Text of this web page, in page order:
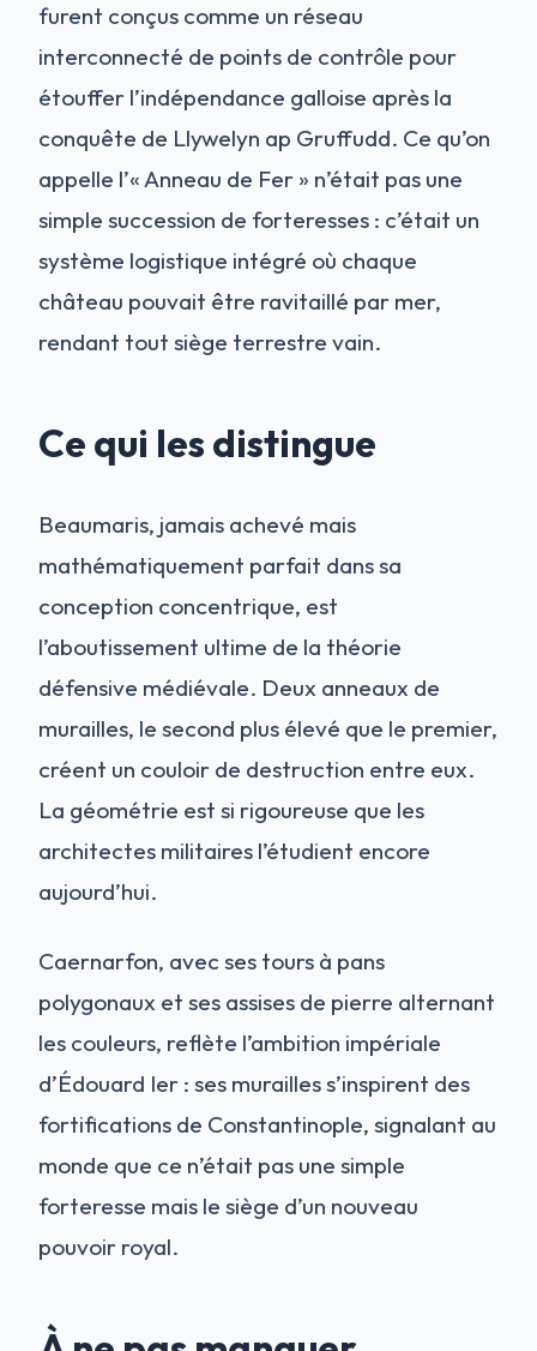
furent conçus comme un réseau
interconnecté de points de contrôle pour
étouffer l’indépendance galloise après la
conquête de Llywelyn ap Gruffudd. Ce qu’on
appelle l’« Anneau de Fer » n’était pas une
simple succession de forteresses : c’était un
système logistique intégré où chaque
château pouvait être ravitaillé par mer,
rendant tout siège terrestre vain.
Ce qui les distingue
Beaumaris, jamais achevé mais
mathématiquement parfait dans sa
conception concentrique, est
l’aboutissement ultime de la théorie
défensive médiévale. Deux anneaux de
murailles, le second plus élevé que le premier,
créent un couloir de destruction entre eux.
La géométrie est si rigoureuse que les
architectes militaires l’étudient encore
aujourd’hui.
Caernarfon, avec ses tours à pans
polygonaux et ses assises de pierre alternant
les couleurs, reflète l’ambition impériale
d’Édouard Ier : ses murailles s’inspirent des
fortifications de Constantinople, signalant au
monde que ce n’était pas une simple
forteresse mais le siège d’un nouveau
pouvoir royal.